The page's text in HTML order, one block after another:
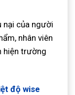
nại của người
nhân viên
hiện trường
độ wise